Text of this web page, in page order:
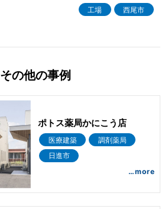
工場 西尾市
その他の事例
ポトス薬局かにこう店
医療建築
調剤薬局
日進市
…more